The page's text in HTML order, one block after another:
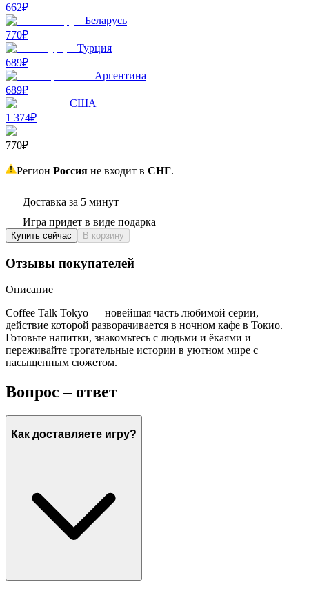
662₽
Беларусь
770₽
Турция
689₽
Аргентина
689₽
США
1 374₽
770₽
Регион Россия не входит в СНГ.
Доставка за 5 минут
Игра придет в виде подарка
Купить сейчас В корзину
Отзывы покупателей
Описание
Coffee Talk Tokyo — новейшая часть любимой серии,
действие которой разворачивается в ночном кафе в Токио.
Готовьте напитки, знакомьтесь с людьми и ёкаями и
переживайте трогательные истории в уютном мире с
насыщенным сюжетом.
Вопрос – ответ
Как доставляете игру?